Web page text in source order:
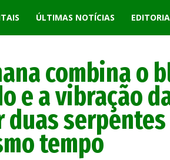
ÚLTIMAS NOTÍCIAS
combina o
e a vibração
duas serpentes
tempo